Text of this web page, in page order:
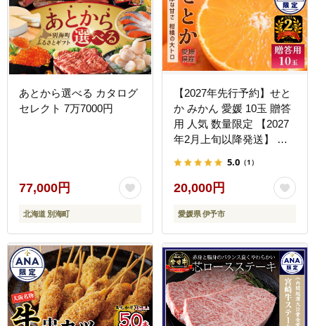
あとから選べる カタログ
セレクト 7万7000円
77,000円
北海道 別海町
【2027年先行予約】せと
か みかん 愛媛 10玉 贈答
用 人気 数量限定 【2027
年2月上旬以降発送】 柑
C129
5.0 （1）
20,000円
愛媛県 伊予市